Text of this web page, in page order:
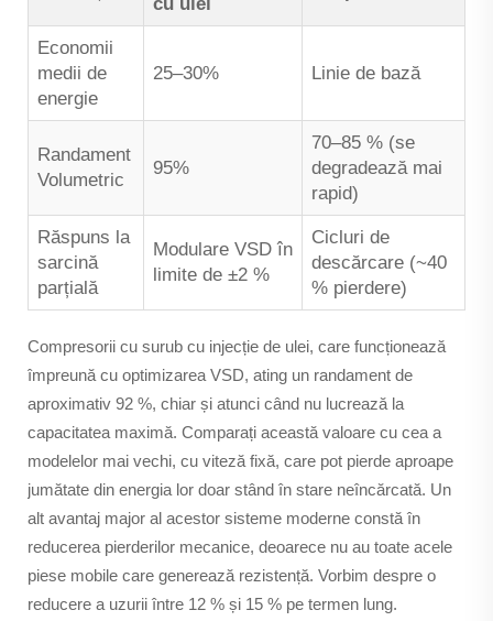
Economii
medii de
energie
25–30% Linie de bază
Randament
Volumetric
95%
70–85 % (se
degradează mai
rapid)
Răspuns la
sarcină
parțială
Modulare VSD în
limite de ±2 %
Cicluri de
descărcare (~40
% pierdere)
Compresorii cu surub cu injecție de ulei, care funcționează
împreună cu optimizarea VSD, ating un randament de
aproximativ 92 %, chiar și atunci când nu lucrează la
capacitatea maximă. Comparați această valoare cu cea a
modelelor mai vechi, cu viteză fixă, care pot pierde aproape
jumătate din energia lor doar stând în stare neîncărcată. Un
alt avantaj major al acestor sisteme moderne constă în
reducerea pierderilor mecanice, deoarece nu au toate acele
piese mobile care generează rezistență. Vorbim despre o
reducere a uzurii între 12 % și 15 % pe termen lung.